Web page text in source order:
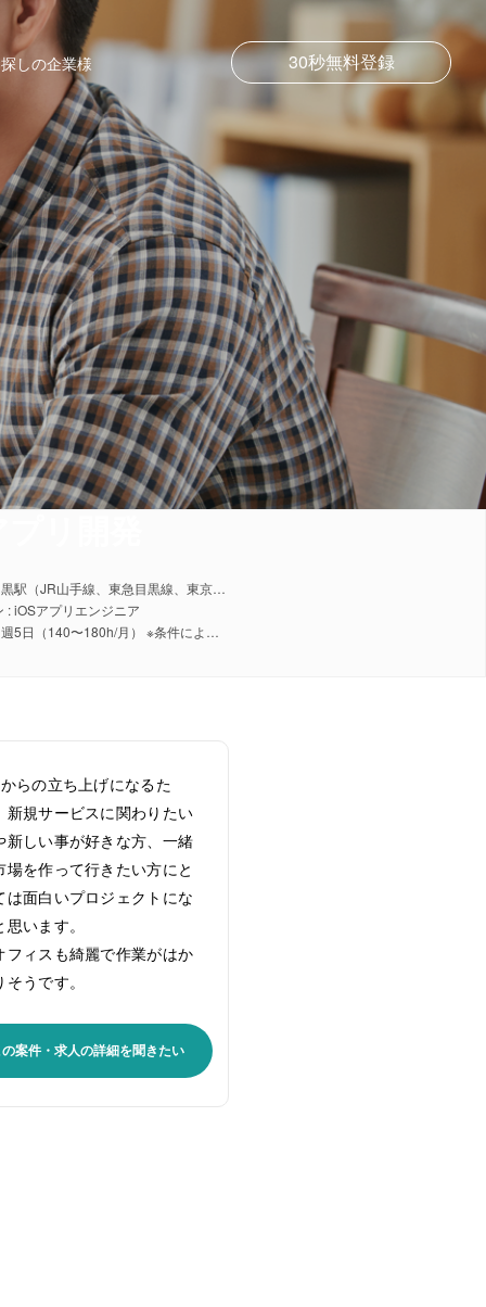
しの企業様 30秒無料登録
勤務地 : 目黒駅（JR山手線、東急目黒線、東京メトロ南北線、都営地下鉄三田線）
: iOSアプリエンジニア
稼働日数 : 週5日（140〜180h/月） ※条件により調整可能
からの立ち上げになるた
新規サービスに関わりたい
新しい事が好きな方、一緒
場を作って行きたい方にと
は面白いプロジェクトにな
思います。
フィスも綺麗で作業がはか
そうです。
の案件・求人の詳細を聞きたい